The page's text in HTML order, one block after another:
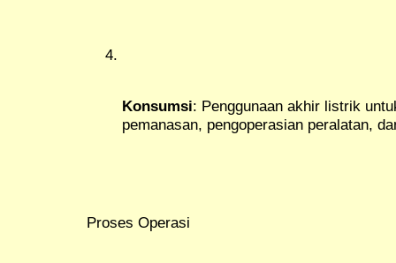
Konsumsi: Penggunaan akhir listrik
pemanasan, pengoperasian peralatan,
Proses Operasi